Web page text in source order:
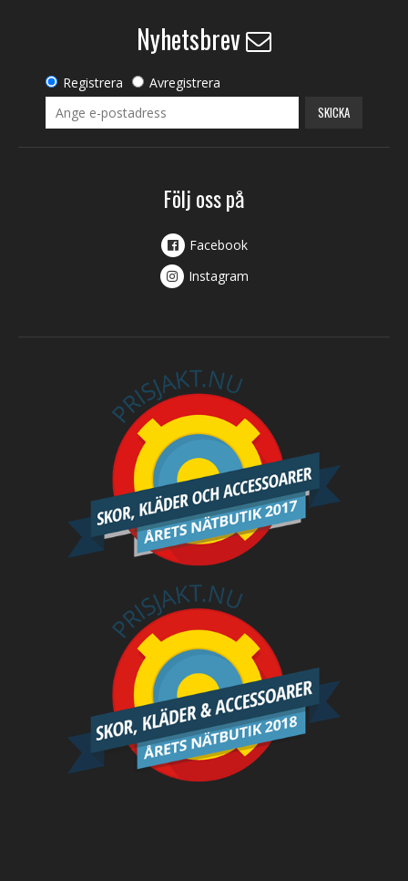
Nyhetsbrev
Registrera Avregistrera
SKICKA
Följ oss på
Facebook
Instagram